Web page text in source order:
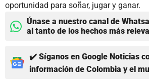
oportunidad para soñar, jugar y ganar.
Únase a nuestro canal de
al tanto de los hechos más
✔️ Síganos en Google Noticias
información de Colombia y el